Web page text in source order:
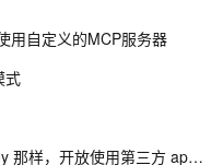
用自定义的MCP服务器
式
为什么 qoder work 不能像 workbuddy 那样，开放使用第三方 api？